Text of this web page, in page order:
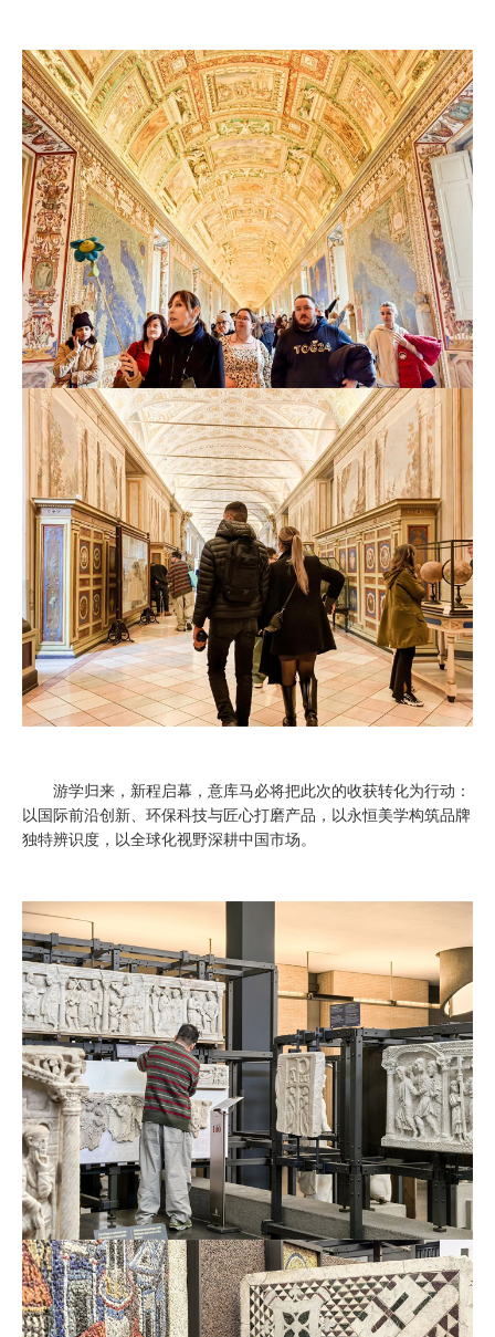
游学归来，新程启幕，意库马必将把此次的收获转化为行动：
以国际前沿创新、环保科技与匠心打磨产品，以永恒美学构筑品牌
独特辨识度，以全球化视野深耕中国市场。